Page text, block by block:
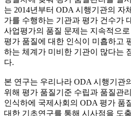
는 2014년부터 ODA 시행기관의 자
가를 수행하는 기관과 평가 건수가
사업평가의 품질 문제는 지속적으
평가 품질에 대한 인식이 미흡하고
하는 체계가 미비한 기관이 많다는
다.
본 연구는 우리나라 ODA 시행기관
위해 평가 품질기준 수립과 품질관
인식하에 국제사회의 ODA 평가 품
대한 기초연구를 통해 시사점을 도